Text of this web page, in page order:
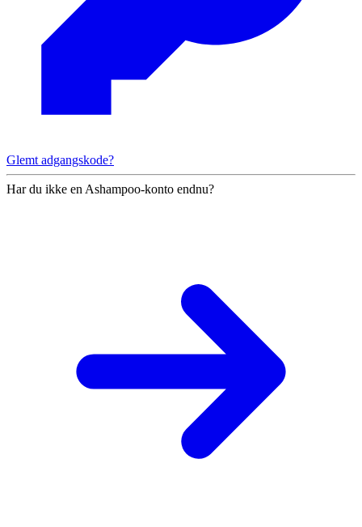
Glemt adgangskode?
Har du ikke en Ashampoo-konto endnu?